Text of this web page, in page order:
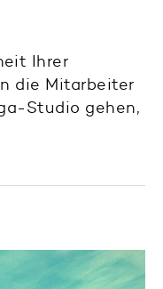
Ihrer
die Mitarbeiter
Studio gehen,